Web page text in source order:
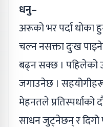
धनु–
अरूको भर पर्दा धोका
चल्न नसक्ता दुःख
बढ्न सक्छ । पहिलेको
जगाउनेछ ।
मेहनतले
साधन जुट्नेछन् र